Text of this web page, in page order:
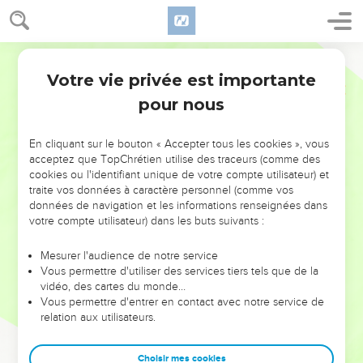
NE MANQUEZ PAS L’ÉVÉNEMENT
DE L’ANNÉE !
ET SI LEURS ERREURS POUVAIENT VOUS ÉVITER LES
VOTRES ?
leur foi ou leur vision. Mais on voit moins les doutes, les erreurs
et les saisons difficiles qu'ils ont traversés, alors même que ce
sont elles qui les ont façonnés.
Dans cette conférence, leaders, entrepreneurs, et responsables
clés pour avancer avec plus de sagesse afin que leurs erreurs
Votre vie privée est importante
pour nous
En cliquant sur le bouton « Accepter tous les cookies », vous
acceptez que TopChrétien utilise des traceurs (comme des
cookies ou l'identifiant unique de votre compte utilisateur) et
traite vos données à caractère personnel (comme vos
données de navigation et les informations renseignées dans
votre compte utilisateur) dans les buts suivants :
Mesurer l'audience de notre service
Vous permettre d'utiliser des services tiers tels que de la
vidéo, des cartes du monde…
Vous permettre d'entrer en contact avec notre service de
relation aux utilisateurs.
Choisir mes cookies